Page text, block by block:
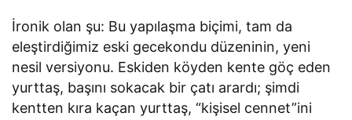
İronik olan şu: Bu yapılaşma biçimi, tam da
eleştirdiğimiz eski gecekondu düzeninin, yeni
nesil versiyonu. Eskiden köyden kente göç eden
yurttaş, başını sokacak bir çatı arardı; şimdi
kentten kıra kaçan yurttaş, “kişisel cennet”ini